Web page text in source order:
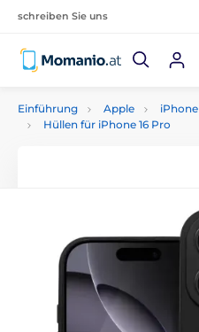
schreiben Sie uns
Einführung Apple iPhone
Hüllen für iPhone 16 Pro